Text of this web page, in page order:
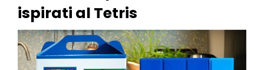
ispirati al Tetris